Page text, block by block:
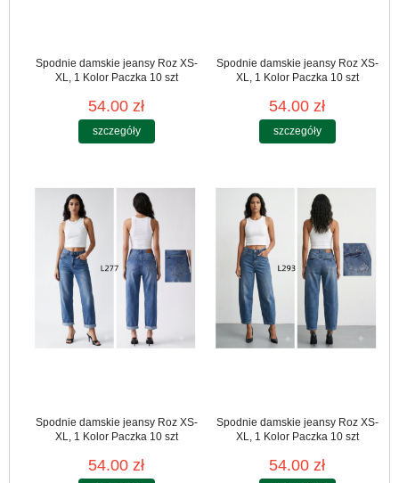
Spodnie damskie jeansy Roz XS-
XL, 1 Kolor Paczka 10 szt
54.00 zł
szczegóły
Spodnie damskie jeansy Roz XS-
XL, 1 Kolor Paczka 10 szt
54.00 zł
szczegóły
Spodnie damskie jeansy Roz XS-
XL, 1 Kolor Paczka 10 szt
54.00 zł
Spodnie damskie jeansy Roz XS-
XL, 1 Kolor Paczka 10 szt
54.00 zł